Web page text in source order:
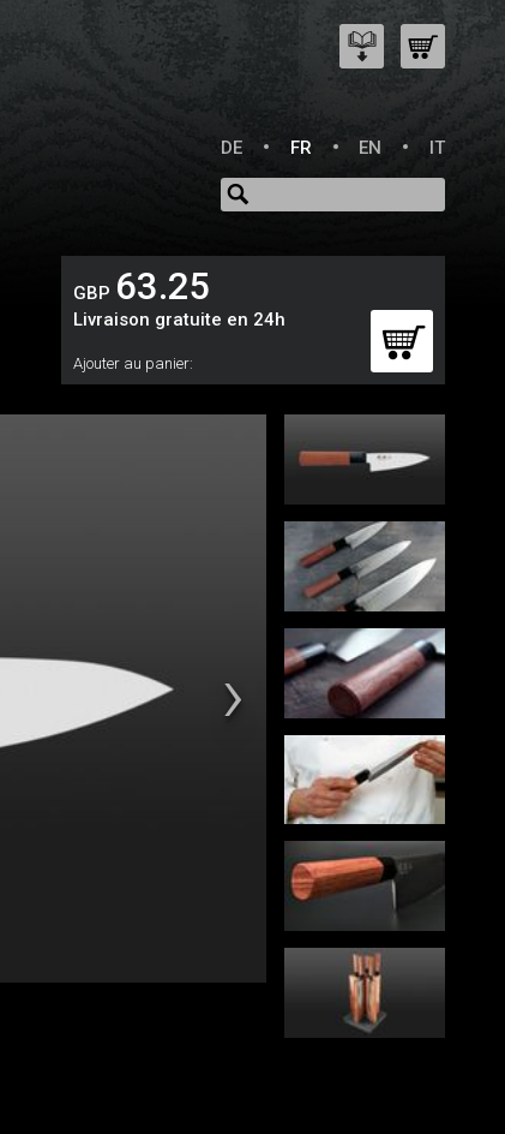
DE
FR EN IT
GBP 63.25
Livraison gratuite en 24h
Ajouter au panier: